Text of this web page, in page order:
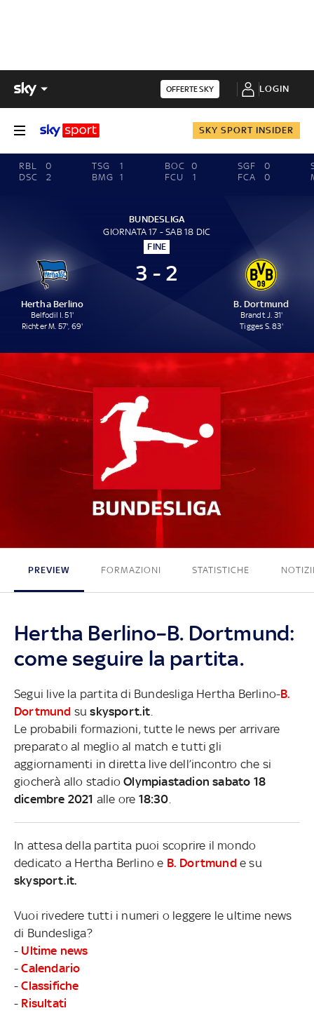
OFFERTE SKY LOGIN
SKY SPORT INSIDER
RBL
0
DSC
2
TSG
1
BMG
1
BOC
0
FCU
1
SGF
0
FCA
0
BUNDESLIGA
GIORNATA 17 - SAB 18 DIC
FINE
Hertha Berlino
Belfodil I. 51'
Richter M. 57', 69'
3 - 2
B. Dortmund
Brandt J. 31'
Tigges S. 83'
3 - 2
PREVIEW FORMAZIONI STATISTICHE
Hertha Berlino–B. Dortmund:
come seguire la partita.
Segui live la partita di Bundesliga Hertha Berlino-B.
Dortmund suskysport.it
Le probabili formazioni, tutte le news per arrivare
preparato al meglio al match e tutti gli
aggiornamenti in diretta live dell’incontro che si
giocherà allo stadioOlympiastadion sabato 18
dicembre 2021 alle ore 18:30
In attesa della partita puoi scoprire il mondo
dedicato a Hertha Berlino e B. Dortmunde su
skysport.it.
Vuoi rivedere tutti i numeri o leggere le ultime news
di Bundesliga?
- Ultime news
-Calendario
-Classifiche
- Risultati